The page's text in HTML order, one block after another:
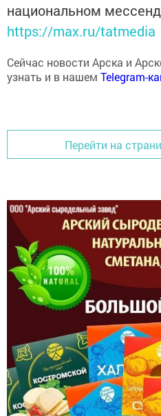
национальном
https://max.ru/tatmedia
Сейчас новости Арска и
узнать и в нашем Telegram-
Перейти на